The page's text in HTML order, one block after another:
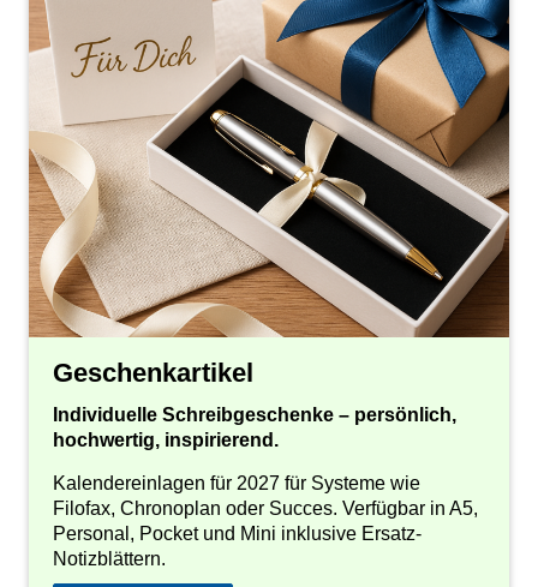
Geschenkartikel
Individuelle Schreibgeschenke – persönlich,
hochwertig, inspirierend.
Kalendereinlagen für 2027 für Systeme wie
Filofax, Chronoplan oder Succes. Verfügbar in A5,
Personal, Pocket und Mini inklusive Ersatz-
Notizblättern.